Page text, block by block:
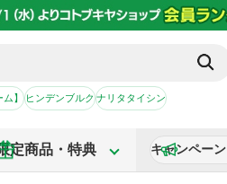
ム】ヒンデンブルクナリタタイシン
定商品・特典 キャンペーン